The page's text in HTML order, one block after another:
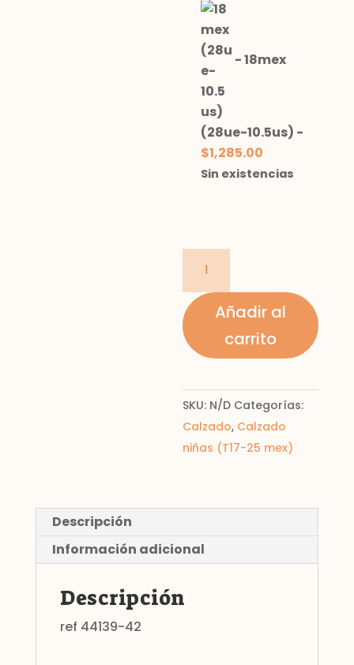
-18mex
(28ue-10.5us) -
$1,285.00
Sin existencias
efecto
charol
cantidadAñadir al
carrito
SKU: N/D Categorías:
Calzado, Calzado
niñas (T17-25 mex)
Descripción
Información adicional
Descripción
ref 44139-42